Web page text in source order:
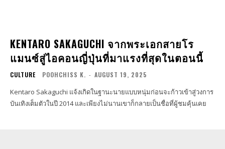
KENTARO SAKAGUCHI จากพระเอกสายโร
แมนซ์สู่ไอคอนญี่ปุ่นที่มาแรงที่สุดในตอนนี้
CULTURE POOHCHISS K. - AUGUST 19, 2025
Kentaro Sakaguchi แจ้งเกิดในฐานะนายแบบหนุ่มก่อนจะก้าวเข้าสู่วงการ
บันเทิงเต็มตัวในปี 2014 และเพียงไม่นานเขาก็กลายเป็นชื่อที่ผู้ชมคุ้นเคย